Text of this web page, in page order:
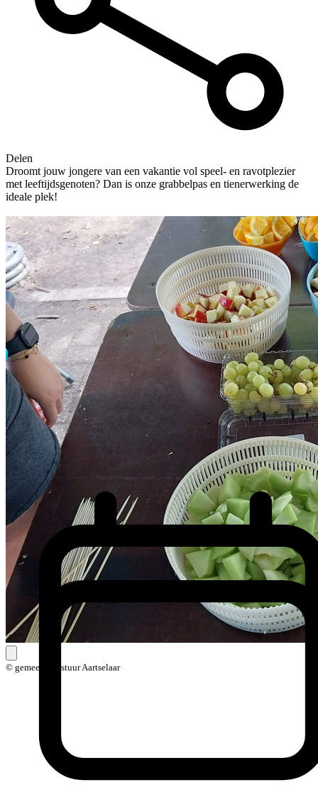
Delen
Droomt jouw jongere van een vakantie vol speel- en ravotplezier
met leeftijdsgenoten? Dan is onze grabbelpas en tienerwerking de
ideale plek!
© gemeentebestuur Aartselaar